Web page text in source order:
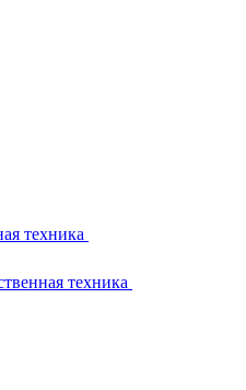
техника
техника